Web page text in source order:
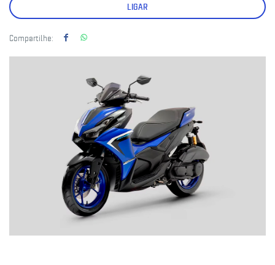
LIGAR
Compartilhe: